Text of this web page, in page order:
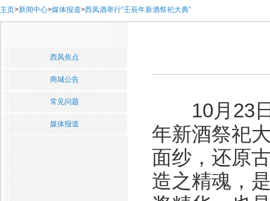
主页>新闻中心>媒体报道>西凤酒举行“壬辰年新酒祭祀大典”
西凤焦点
商城公告
常见问题
媒体报道
10月23日
年新酒祭祀
面纱，还原
造之精魂，